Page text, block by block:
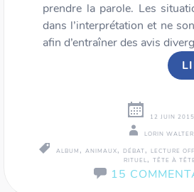
prendre la parole. Les
dans l’interprétation et ne
afin d’entraîner des avis
12 JUIN 2015
LORIN WALTER
ALBUM , ANIMAUX, DÉBAT, LECTURE
RITUEL, TÊTE À TÊTE
15